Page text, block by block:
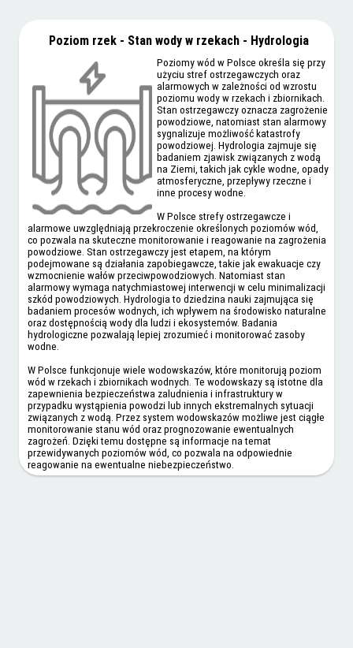
Poziom rzek - Stan wody w rzekach - Hydrologia
Poziomy wód w Polsce określa się przy
użyciu stref ostrzegawczych oraz
alarmowych w zależności od wzrostu
poziomu wody w rzekach i zbiornikach.
Stan ostrzegawczy oznacza zagrożenie
powodziowe, natomiast stan alarmowy
sygnalizuje możliwość katastrofy
powodziowej. Hydrologia zajmuje się
badaniem zjawisk związanych z wodą
na Ziemi, takich jak cykle wodne, opady
atmosferyczne, przepływy rzeczne i
inne procesy wodne.
W Polsce strefy ostrzegawcze i
alarmowe uwzględniają przekroczenie określonych poziomów wód,
co pozwala na skuteczne monitorowanie i reagowanie na zagrożenia
powodziowe. Stan ostrzegawczy jest etapem, na którym
podejmowane są działania zapobiegawcze, takie jak ewakuacje czy
wzmocnienie wałów przeciwpowodziowych. Natomiast stan
alarmowy wymaga natychmiastowej interwencji w celu minimalizacji
szkód powodziowych. Hydrologia to dziedzina nauki zajmująca się
badaniem procesów wodnych, ich wpływem na środowisko naturalne
oraz dostępnością wody dla ludzi i ekosystemów. Badania
hydrologiczne pozwalają lepiej zrozumieć i monitorować zasoby
wodne.
W Polsce funkcjonuje wiele wodowskazów, które monitorują poziom
wód w rzekach i zbiornikach wodnych. Te wodowskazy są istotne dla
zapewnienia bezpieczeństwa zaludnienia i infrastruktury w
przypadku wystąpienia powodzi lub innych ekstremalnych sytuacji
związanych z wodą. Przez system wodowskazów możliwe jest ciągłe
monitorowanie stanu wód oraz prognozowanie ewentualnych
zagrożeń. Dzięki temu dostępne są informacje na temat
przewidywanych poziomów wód, co pozwala na odpowiednie
reagowanie na ewentualne niebezpieczeństwo.